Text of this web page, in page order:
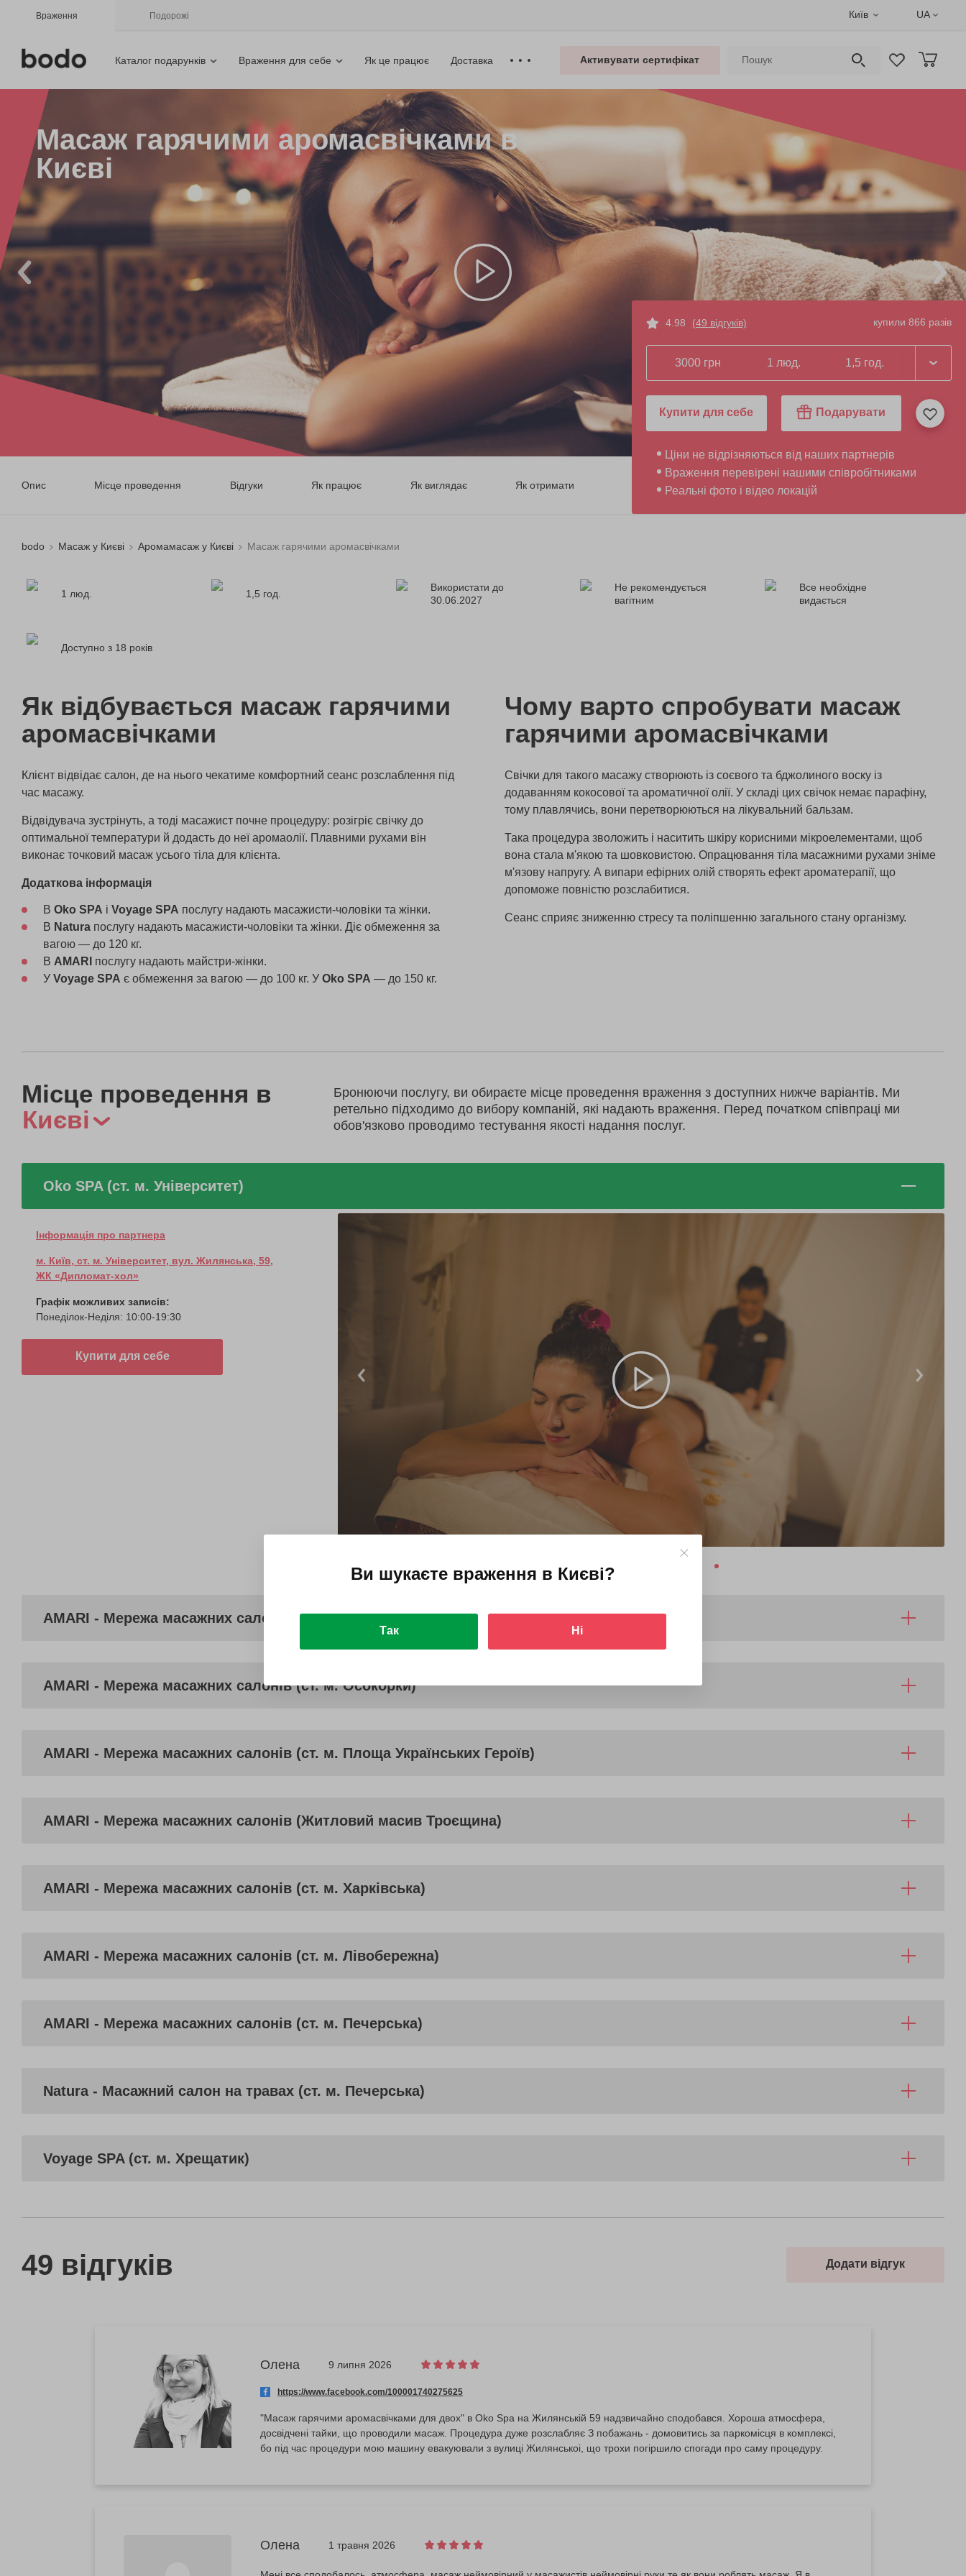
Враження Подорожі Київ UA
Каталог подарунків Враження для себе Як це працює Доставка Активувати сертифікат
Масаж гарячими аромасвічками в
Києві
Опис Місце проведення Відгуки Як працює Як виглядає Як отримати
4.98 (49 відгуків) купили 866 разів
3000 грн 1 люд. 1,5 год.
Купити для себе Подарувати
Ціни не відрізняються від наших партнерів
Враження перевірені нашими співробітниками
Реальні фото і відео локацій
bodo Масаж у Києві Аромамасаж у Києві Масаж гарячими аромасвічками
1 люд. 1,5 год.
Використати до
30.06.2027
Не рекомендується
вагітним
Все необхідне
видається
Доступно з 18 років
Як відбувається масаж гарячими
аромасвічками
Клієнт відвідає салон, де на нього чекатиме комфортний сеанс розслаблення під
час масажу.
Відвідувача зустрінуть, а тоді масажист почне процедуру: розігріє свічку до
оптимальної температури й додасть до неї аромаолії. Плавними рухами він
виконає точковий масаж усього тіла для клієнта.
Додаткова інформація
В Oko SPA і Voyage SPA послугу надають масажисти-чоловіки та жінки.
В Natura послугу надають масажисти-чоловіки та жінки. Діє обмеження за
вагою — до 120 кг.
В AMARI послугу надають майстри-жінки.
У Voyage SPA є обмеження за вагою — до 100 кг. У Oko SPA — до 150 кг.
Чому варто спробувати масаж
гарячими аромасвічками
Свічки для такого масажу створюють із соєвого та бджолиного воску із
додаванням кокосової та ароматичної олії. У складі цих свічок немає парафіну,
тому плавлячись, вони перетворюються на лікувальний бальзам.
Така процедура зволожить і наситить шкіру корисними мікроелементами, щоб
вона стала м'якою та шовковистою. Опрацювання тіла масажними рухами зніме
м'язову напругу. А випари ефірних олій створять ефект ароматерапії, що
допоможе повністю розслабитися.
Сеанс сприяє зниженню стресу та поліпшенню загального стану організму.
Місце проведення в
Києві
Бронюючи послугу, ви обираєте місце проведення враження з доступних нижче варіантів. Ми
ретельно підходимо до вибору компаній, які надають враження. Перед початком співпраці ми
обов'язково проводимо тестування якості надання послуг.
Oko SPA (ст. м. Університет)
Інформація про партнера
м. Київ, ст. м. Університет, вул. Жилянська, 59,
ЖК «Дипломат-хол»
Графік можливих записів:
Понеділок-Неділя: 10:00-19:30
Купити для себе
AMARI - Мережа масажних салонів (ст. м. Оболонь)
AMARI - Мережа масажних салонів (ст. м. Осокорки)
AMARI - Мережа масажних салонів (ст. м. Площа Українських Героїв)
AMARI - Мережа масажних салонів (Житловий масив Троєщина)
AMARI - Мережа масажних салонів (ст. м. Харківська)
AMARI - Мережа масажних салонів (ст. м. Лівобережна)
AMARI - Мережа масажних салонів (ст. м. Печерська)
Natura - Масажний салон на травах (ст. м. Печерська)
Voyage SPA (ст. м. Хрещатик)
49 відгуків Додати відгук
Олена 9 липня 2026
https://www.facebook.com/100001740275625
"Масаж гарячими аромасвічками для двох" в Oko Spa на Жилянській 59 надзвичайно сподобався. Хороша атмосфера,
досвідчені тайки, що проводили масаж. Процедура дуже розслабляє З побажань - домовитись за паркомісця в комплексі,
бо під час процедури мою машину евакуювали з вулиці Жилянськоі, що трохи погіршило спогади про саму процедуру.
Олена 1 травня 2026
Ви шукаєте враження в Києві?
Так Ні